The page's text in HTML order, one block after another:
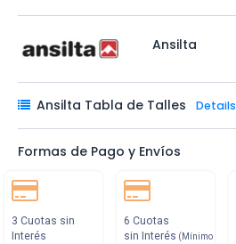
Ansilta
Ansilta Tabla de Talles Details
Formas de Pago y Envíos
3 Cuotas sin
Interés
6 Cuotas
sin Interés (Mínimo